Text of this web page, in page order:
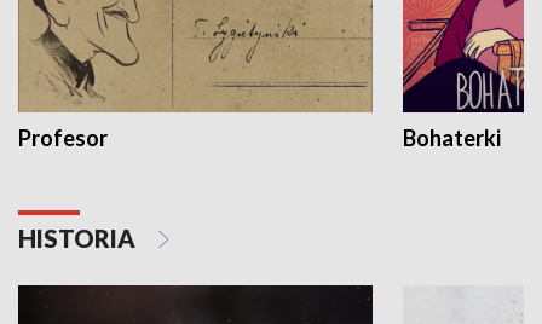
Profesor Bohaterki
HISTORIA